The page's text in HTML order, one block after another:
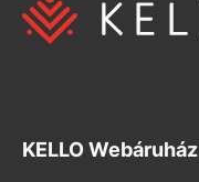
KELLO Webáruház